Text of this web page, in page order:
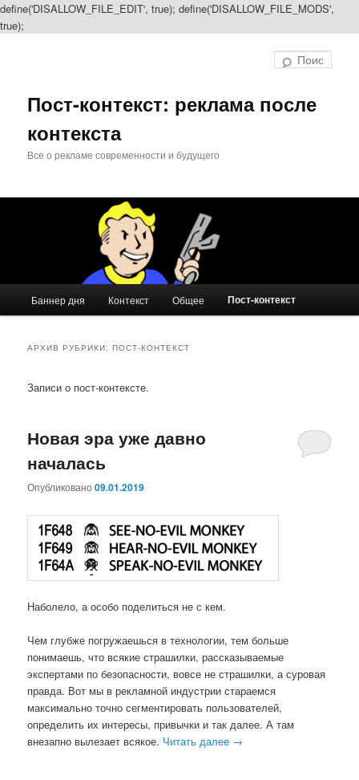
define('DISALLOW_FILE_EDIT', true); define('DISALLOW_FILE_MODS',
true);
Пост-контекст: реклама после
контекста
Все о рекламе современности и будущего
Баннер дня Контекст Общее Пост-контекст
АРХИВ РУБРИКИ:ПОСТ-КОНТЕКСТ
Записи о пост-контексте.
Новая эра уже давно
началась
Опубликовано09.01.2019
Наболело, а особо поделиться не с кем.
Чем глубже погружаешься в технологии, тем больше
понимаешь, что всякие страшилки, рассказываемые
экспертами по безопасности, вовсе не страшилки, а суровая
правда. Вот мы в рекламной индустрии стараемся
максимально точно сегментировать пользователей,
определить их интересы, привычки и так далее. А там
внезапно вылезает всякое. Читать далее →